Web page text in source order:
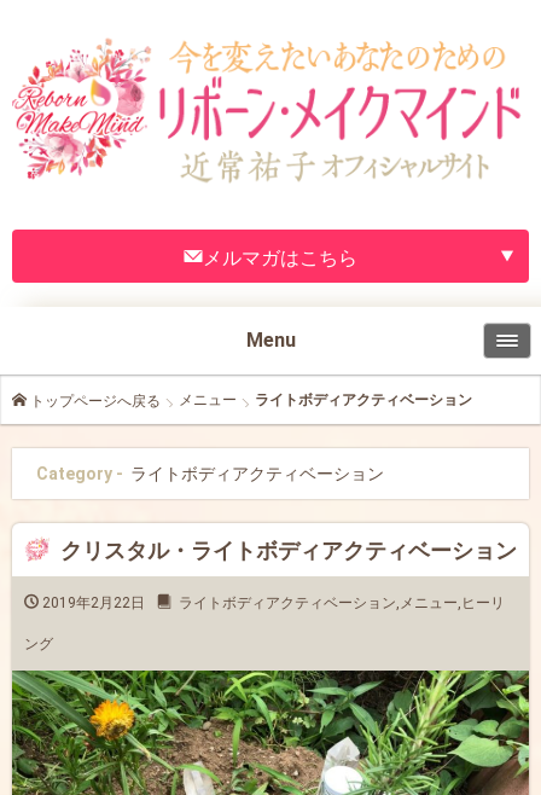
メルマガはこちら
Menu
トップページへ戻る メニュー ライトボディアクティベーション
Category - ライトボディアクティベーション
クリスタル・ライトボディアクティベーション
2019年2月22日 ライトボディアクティベーション, メニュー, ヒーリ
ング